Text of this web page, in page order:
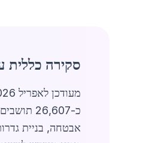
סקירה כללית
כ-